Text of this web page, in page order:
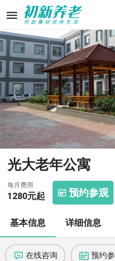
光大老年公寓
每月费用
1280元起 预约参观
基本信息 详细信息
在线咨询 预约